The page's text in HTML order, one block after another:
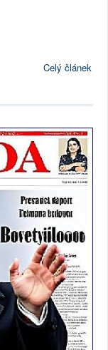
Celý článek